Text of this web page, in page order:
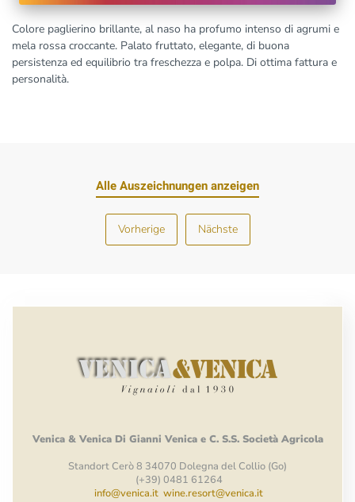
Colore paglierino brillante, al naso ha profumo intenso di agrumi e
mela rossa croccante. Palato fruttato, elegante, di buona
persistenza ed equilibrio tra freschezza e polpa. Di ottima fattura e
personalità.
Alle Auszeichnungen anzeigen
Vorherige Nächste
Venica & Venica Di Gianni Venica e C. S.S. Società Agricola
Standort Cerò 8 34070 Dolegna del Collio (Go)
(+39) 0481 61264
info@venica.it wine.resort@venica.it